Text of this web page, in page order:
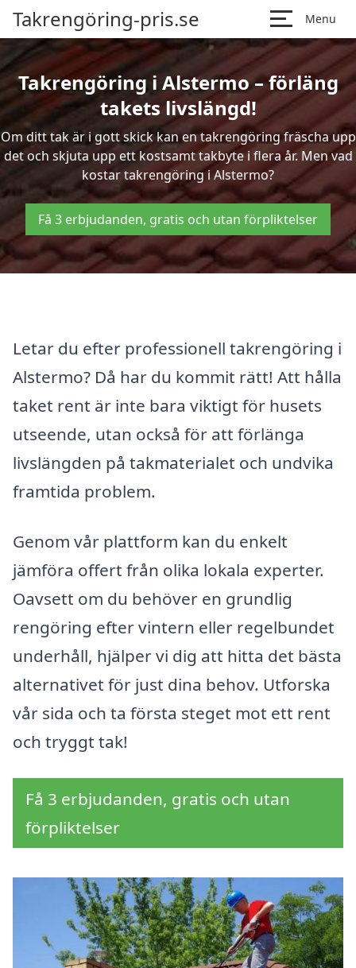
Takrengöring-pris.se Menu
Takrengöring i Alstermo – förläng
takets livslängd!
Om ditt tak är i gott skick kan en takrengöring fräscha upp
det och skjuta upp ett kostsamt takbyte i flera år. Men vad
kostar takrengöring i Alstermo?
Få 3 erbjudanden, gratis och utan förpliktelser
Letar du efter professionell takrengöring i
Alstermo? Då har du kommit rätt! Att hålla
taket rent är inte bara viktigt för husets
utseende, utan också för att förlänga
livslängden på takmaterialet och undvika
framtida problem.
Genom vår plattform kan du enkelt
jämföra offert från olika lokala experter.
Oavsett om du behöver en grundlig
rengöring efter vintern eller regelbundet
underhåll, hjälper vi dig att hitta det bästa
alternativet för just dina behov. Utforska
vår sida och ta första steget mot ett rent
och tryggt tak!
Få 3 erbjudanden, gratis och utan
förpliktelser